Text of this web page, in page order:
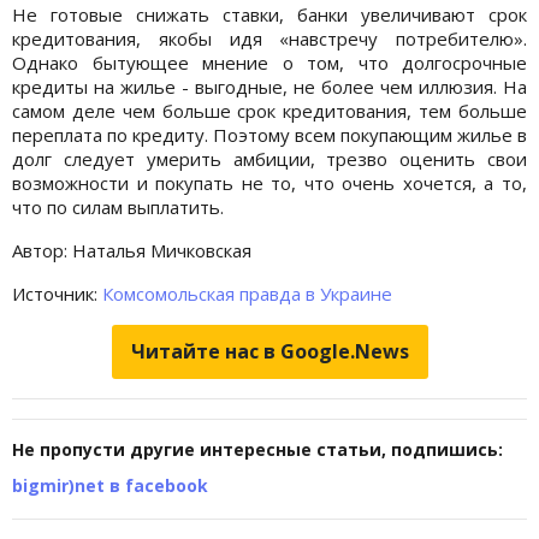
Не готовые снижать ставки, банки увеличивают срок
кредитования, якобы идя «навстречу потребителю».
Однако бытующее мнение о том, что долгосрочные
кредиты на жилье - выгодные, не более чем иллюзия. На
самом деле чем больше срок кредитования, тем больше
переплата по кредиту. Поэтому всем покупающим жилье в
долг следует умерить амбиции, трезво оценить свои
возможности и покупать не то, что очень хочется, а то,
что по силам выплатить.
Автор: Наталья Мичковская
Источник: Комсомольская правда в Украине
Читайте нас в Google.News
Не пропусти другие интересные статьи, подпишись:
bigmir)net в facebook